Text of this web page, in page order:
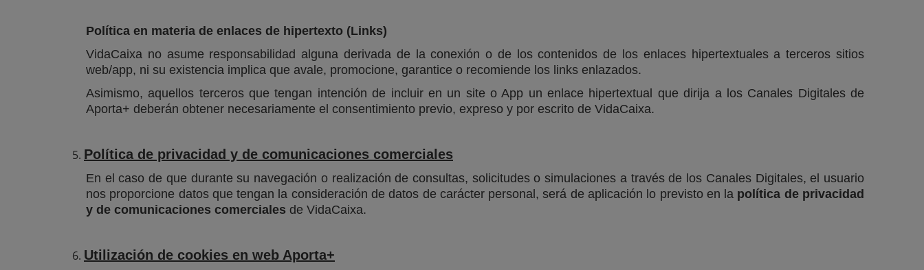
Política en materia de enlaces de hipertexto (Links)
VidaCaixa no asume responsabilidad alguna derivada de la conexión o de los contenidos de los enlaces hipertextuales a terceros sitios
web/app, ni su existencia implica que avale, promocione, garantice o recomiende los links enlazados.
Asimismo, aquellos terceros que tengan intención de incluir en un site o App un enlace hipertextual que dirija a los Canales Digitales de
Aporta+ deberán obtener necesariamente el consentimiento previo, expreso y por escrito de VidaCaixa.
Política de privacidad y de comunicaciones comerciales
En el caso de que durante su navegación o realización de consultas, solicitudes o simulaciones a través de los Canales Digitales, el usuario
nos proporcione datos que tengan la consideración de datos de carácter personal, será de aplicación lo previsto en la política de privacidad
y de comunicaciones comerciales de VidaCaixa.
Utilización de cookies en web Aporta+